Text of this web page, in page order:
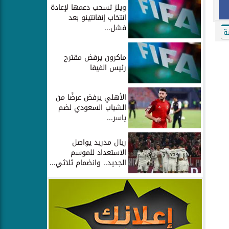
ويلز تسحب دعمها لإعادة
انتخاب إنفانتينو بعد
فشل...
ماكرون يرفض مقترح
رئيس الفيفا
الأهلي يرفض عرضًا من
الشباب السعودي لضم
ياسر...
ريال مدريد يواصل
الاستعداد للموسم
الجديد.. وانضمام ثلاثي...